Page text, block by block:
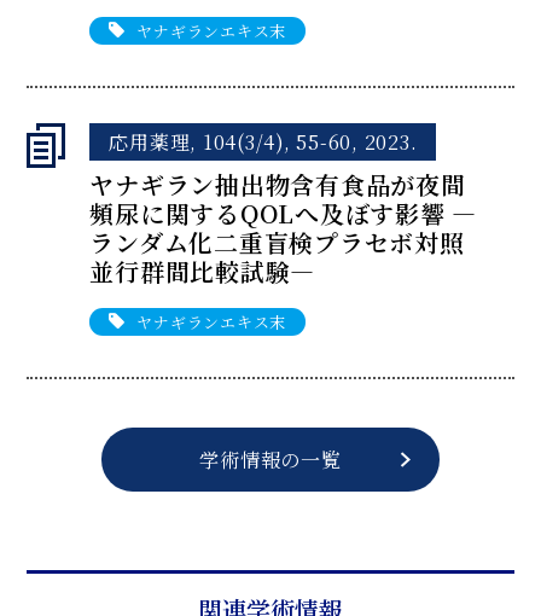
ヤナギランエキス末
応用薬理, 104(3/4), 55-60, 2023.
ヤナギラン抽出物含有食品が夜間
頻尿に関するQOLへ及ぼす影響 ―
ランダム化二重盲検プラセボ対照
並行群間比較試験―
ヤナギランエキス末
学術情報の一覧